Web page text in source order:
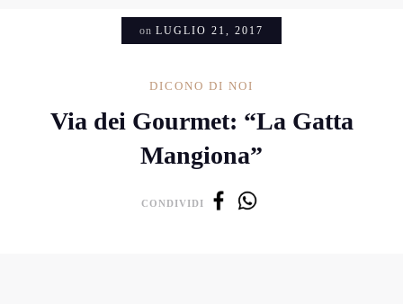
on LUGLIO 21, 2017
DICONO DI NOI
Via dei Gourmet: “La Gatta
Mangiona”
CONDIVIDI